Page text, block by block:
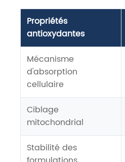
Propriétés
antioxydantes
Mécanisme
d'absorption
cellulaire
Ciblage
mitochondrial
Stabilité des